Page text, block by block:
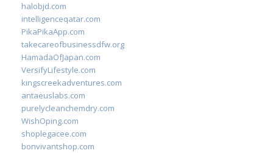
halobjd.com
intelligenceqatar.com
PikaPikaApp.com
takecareofbusinessdfw.org
HamadaOfJapan.com
VersifyLifestyle.com
kingscreekadventures.com
antaeuslabs.com
purelycleanchemdry.com
WishOping.com
shoplegacee.com
bonvivantshop.com